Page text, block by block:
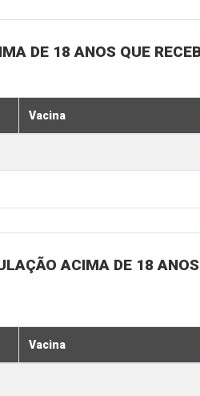
DE 18 ANOS QUE
Vacina
ACIMA DE 18
Vacina